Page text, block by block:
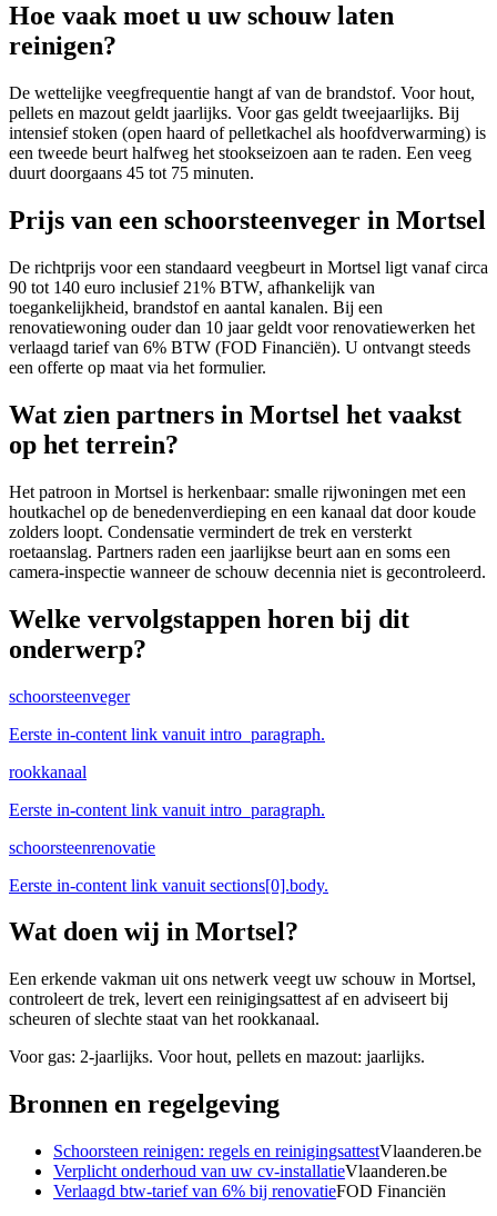
Hoe vaak moet u uw schouw laten
reinigen?
De wettelijke veegfrequentie hangt af van de brandstof. Voor hout,
pellets en mazout geldt jaarlijks. Voor gas geldt tweejaarlijks. Bij
intensief stoken (open haard of pelletkachel als hoofdverwarming) is
een tweede beurt halfweg het stookseizoen aan te raden. Een veeg
duurt doorgaans 45 tot 75 minuten.
Prijs van een schoorsteenveger in Mortsel
De richtprijs voor een standaard veegbeurt in Mortsel ligt vanaf circa
90 tot 140 euro inclusief 21% BTW, afhankelijk van
toegankelijkheid, brandstof en aantal kanalen. Bij een
renovatiewoning ouder dan 10 jaar geldt voor renovatiewerken het
verlaagd tarief van 6% BTW (FOD Financiën). U ontvangt steeds
een offerte op maat via het formulier.
Wat zien partners in Mortsel het vaakst
op het terrein?
Het patroon in Mortsel is herkenbaar: smalle rijwoningen met een
houtkachel op de benedenverdieping en een kanaal dat door koude
zolders loopt. Condensatie vermindert de trek en versterkt
roetaanslag. Partners raden een jaarlijkse beurt aan en soms een
camera-inspectie wanneer de schouw decennia niet is gecontroleerd.
Welke vervolgstappen horen bij dit
onderwerp?
schoorsteenveger
Eerste in-content link vanuit intro_paragraph.
rookkanaal
Eerste in-content link vanuit intro_paragraph.
schoorsteenrenovatie
Eerste in-content link vanuit sections[0].body.
Wat doen wij in Mortsel?
Een erkende vakman uit ons netwerk veegt uw schouw in Mortsel,
controleert de trek, levert een reinigingsattest af en adviseert bij
scheuren of slechte staat van het rookkanaal.
Voor gas: 2-jaarlijks. Voor hout, pellets en mazout: jaarlijks.
Bronnen en regelgeving
Schoorsteen reinigen: regels en reinigingsattestVlaanderen.be
Verplicht onderhoud van uw cv-installatieVlaanderen.be
Verlaagd btw-tarief van 6% bij renovatieFOD Financiën